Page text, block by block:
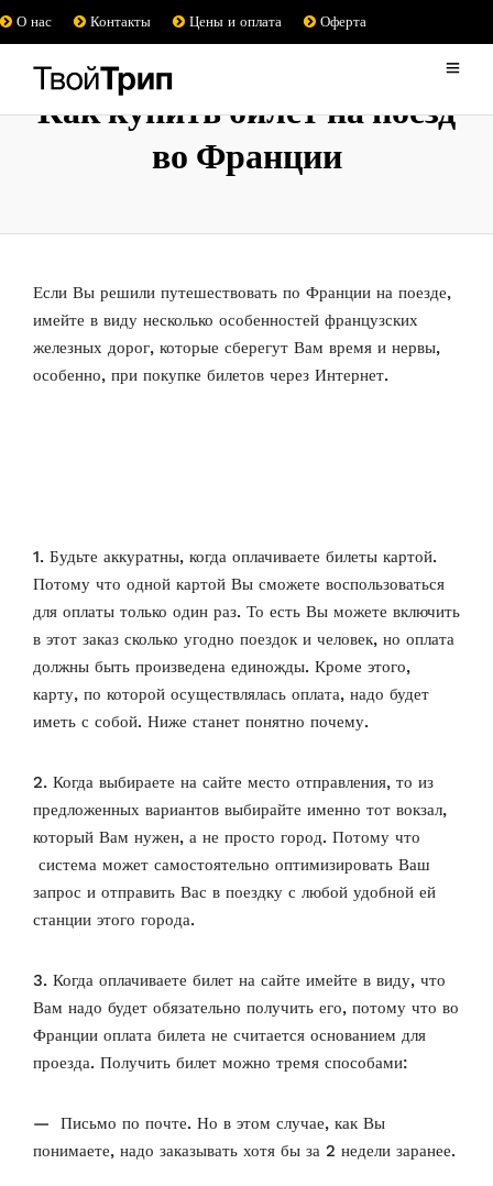
О нас Контакты Цены и оплата Оферта
Как купить билет на поезд
во Франции
Если Вы решили путешествовать по Франции на поезде,
имейте в виду несколько особенностей французских
железных дорог, которые сберегут Вам время и нервы,
особенно, при покупке билетов через Интернет.
1. Будьте аккуратны, когда оплачиваете билеты картой.
Потому что одной картой Вы сможете воспользоваться
для оплаты только один раз. То есть Вы можете включить
в этот заказ сколько угодно поездок и человек, но оплата
должны быть произведена единожды. Кроме этого,
карту, по которой осуществлялась оплата, надо будет
иметь с собой. Ниже станет понятно почему.
2. Когда выбираете на сайте место отправления, то из
предложенных вариантов выбирайте именно тот вокзал,
который Вам нужен, а не просто город. Потому что
система может самостоятельно оптимизировать Ваш
запрос и отправить Вас в поездку с любой удобной ей
станции этого города.
3. Когда оплачиваете билет на сайте имейте в виду, что
Вам надо будет обязательно получить его, потому что во
Франции оплата билета не считается основанием для
проезда. Получить билет можно тремя способами:
— Письмо по почте. Но в этом случае, как Вы
понимаете, надо заказывать хотя бы за 2 недели заранее.